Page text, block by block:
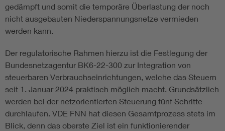
gedämpft und somit die temporäre Überlastung der noch
nicht ausgebauten Niederspannungsnetze vermieden
werden kann.
Der regulatorische Rahmen hierzu ist die Festlegung der
Bundesnetzagentur BK6-22-300 zur Integration von
steuerbaren Verbrauchseinrichtungen, welche das Steuern
seit 1. Januar 2024 praktisch möglich macht. Grundsätzlich
werden bei der netzorientierten Steuerung fünf Schritte
durchlaufen. VDE FNN hat diesen Gesamtprozess stets im
Blick, denn das oberste Ziel ist ein funktionierender